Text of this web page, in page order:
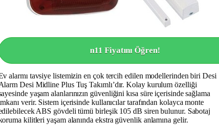
n11 Fiyatını Öğren!
alarmı tavsiye listemizin en çok tercih edilen modellerinden biri Desi
Desi Midline Plus Tuş Takımlı’dır. Kolay kurulum özelliği
yaşam alanlarınızın güvenliğini kısa süre içerisinde sağlama
verir. Sistem içerisinde kullanıcılar tarafından kolayca monte
ABS gövdeli tümü birleşik 105 dB siren bulunur. Sabotaj
kilitleri yaşam alanında ekstra güvenlik anlamına gelir.